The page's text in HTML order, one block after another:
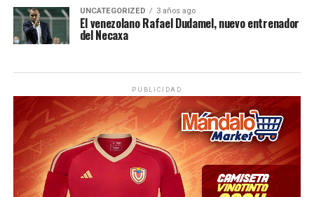
UNCATEGORIZED 3 años ago
El venezolano Rafael Dudamel, nuevo entrenador
del Necaxa
PUBLICIDAD